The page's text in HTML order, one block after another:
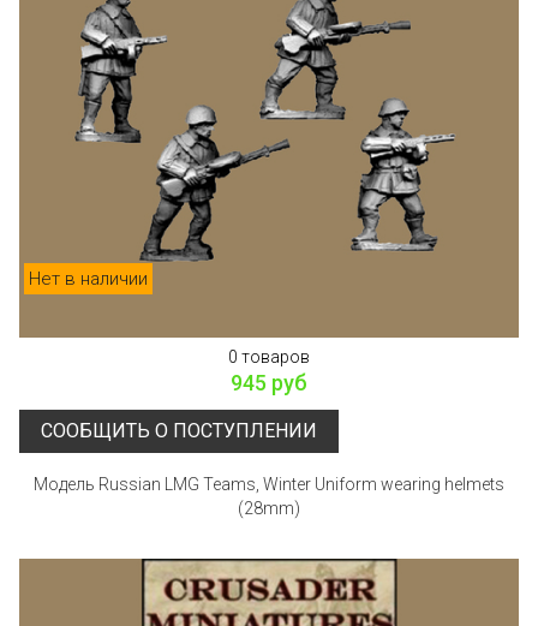
Нет в наличии
0 товаров
945 руб
СООБЩИТЬ О ПОСТУПЛЕНИИ
Модель Russian LMG Teams, Winter Uniform wearing helmets
(28mm)